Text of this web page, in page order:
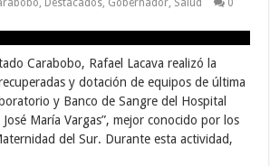
Carabobo, Rafael Lacava realizó la
y dotación de equipos de última
y Banco de Sangre del Hospital
María Vargas”, mejor conocido por los
del Sur. Durante esta actividad,